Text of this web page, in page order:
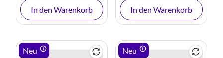
In den Warenkorb In den Warenkorb
Neu Neu